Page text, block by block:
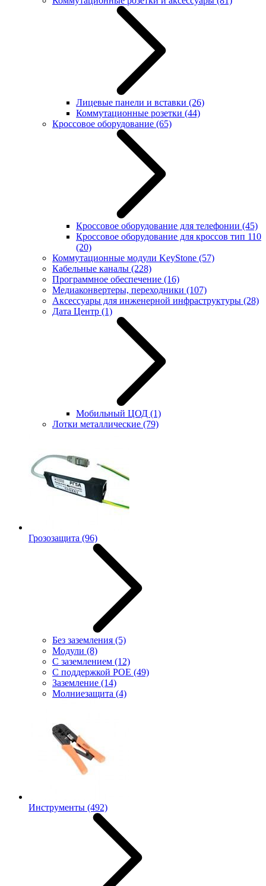
Лицевые панели и вставки (26)
Коммутационные розетки (44)
Кроссовое оборудование (65)
Кроссовое оборудование для телефонии (45)
Кроссовое оборудование для кроссов тип 110
(20)
Коммутационные модули KeyStone (57)
Кабельные каналы (228)
Программное обеспечение (16)
Медиаконвертеры, переходники (107)
Аксессуары для инженерной инфраструктуры (28)
Дата Центр (1)
Мобильный ЦОД (1)
Лотки металлические (79)
Грозозащита (96)
Без заземления (5)
Модули (8)
С заземлением (12)
С поддержкой POE (49)
Заземление (14)
Молниезащита (4)
Инструменты (492)